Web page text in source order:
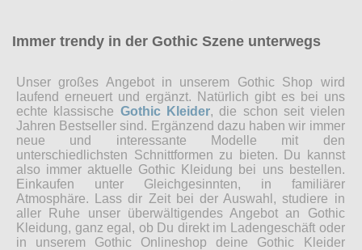
Immer trendy in der Gothic Szene unterwegs
Unser großes Angebot in unserem Gothic Shop wird
laufend erneuert und ergänzt. Natürlich gibt es bei uns
echte klassische Gothic Kleider, die schon seit vielen
Jahren Bestseller sind. Ergänzend dazu haben wir immer
neue und interessante Modelle mit den
unterschiedlichsten Schnittformen zu bieten. Du kannst
also immer aktuelle Gothic Kleidung bei uns bestellen.
Einkaufen unter Gleichgesinnten, in familiärer
Atmosphäre. Lass dir Zeit bei der Auswahl, studiere in
aller Ruhe unser überwältigendes Angebot an Gothic
Kleidung, ganz egal, ob Du direkt im Ladengeschäft oder
in unserem Gothic Onlineshop deine Gothic Kleider